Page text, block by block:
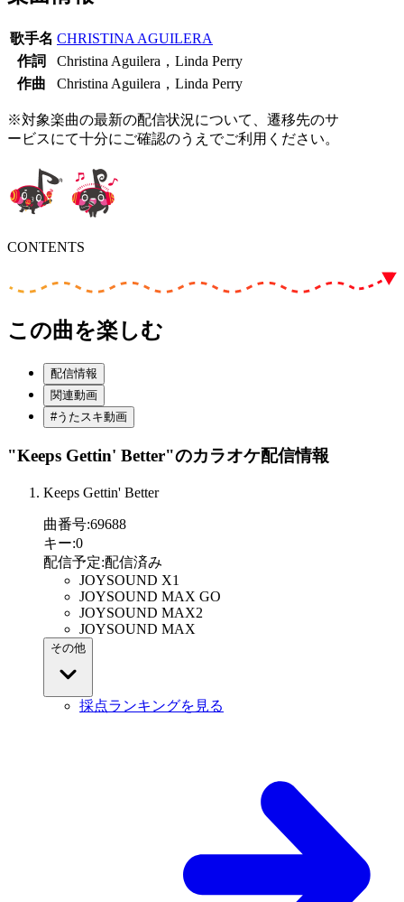
歌手名 CHRISTINA AGUILERA
作詞
Christina Aguilera，Linda Perry
作曲
Christina Aguilera，Linda Perry
※対象楽曲の最新の配信状況について、遷移先のサ
ービスにて十分にご確認のうえでご利用ください。
CONTENTS
この曲を楽しむ
配信情報
関連動画
#うたスキ動画
"Keeps Gettin' Better"のカラオケ配信情報
Keeps Gettin' Better
曲番号:69688
キー:0
配信予定:配信済み
JOYSOUND X1
JOYSOUND MAX GO
JOYSOUND MAX2
JOYSOUND MAX
その他
採点ランキングを見る